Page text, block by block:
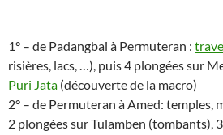
1° – de Padangbai à Permuteran :
risières, lacs, …), puis 4 plongées sur
Puri Jata (découverte de la macro)
2° – de Permuteran à Amed: temples,
2 plongées sur Tulamben (tombants),